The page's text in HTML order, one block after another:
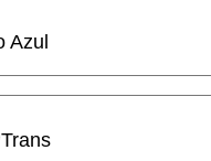
Azul